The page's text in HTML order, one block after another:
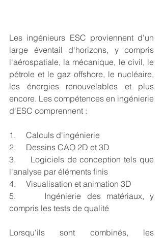
Les ingénieurs ESC proviennent d'un
large éventail d'horizons, y compris
l'aérospatiale, la mécanique, le civil, le
pétrole et le gaz offshore, le nucléaire,
les énergies renouvelables et plus
encore. Les compétences en ingénierie
d'ESC comprennent :
1.     Calculs d'ingénierie
2.     Dessins CAO 2D et 3D
3.     Logiciels de conception tels que
l'analyse par éléments finis
4.     Visualisation et animation 3D
5.     Ingénierie des matériaux, y
compris les tests de qualité
Lorsqu'ils sont combinés, les